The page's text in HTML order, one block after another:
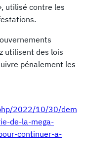
utilisé contre les
utilisent des lois
pénalement les
2022/10/30/dem
de-la-mega-
continuer-a-